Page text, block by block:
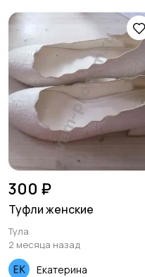
300 ₽
Туфли женские
Тула
2 месяца назад
Екатерина